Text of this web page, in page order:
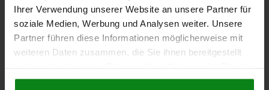
Ihrer Verwendung unserer Website an unsere Partner für
soziale Medien, Werbung und Analysen weiter. Unsere
Partner führen diese Informationen möglicherweise mit
weiteren Daten zusammen, die Sie ihnen bereitgestellt
gesammelt haben.Cookie Richtlinien
8,13 €
zzgl. MwSt.
zzgl. Versandkosten
DETAILS